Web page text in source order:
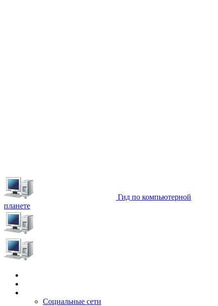
Гид по компьютерной
планете
Социальные сети